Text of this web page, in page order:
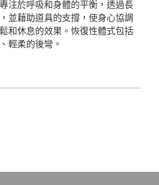
注於呼吸和身體的平衡，透過長
並藉助道具的支撐，使身心協調
和休息的效果。恢復性體式包括
輕柔的後彎。